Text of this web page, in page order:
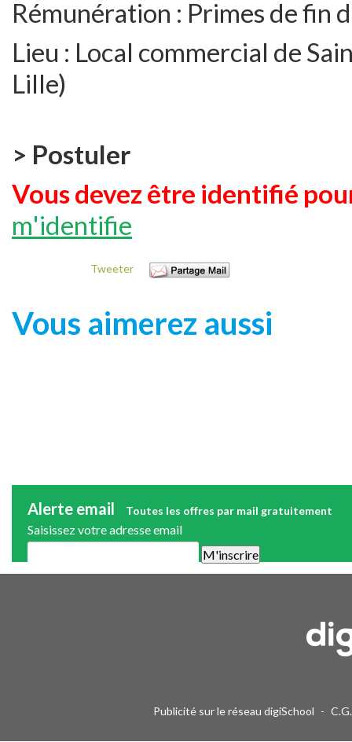
Rémunération : Primes de fin
Lieu : Local commercial de
Lille)
> Postuler
Vous devez être identifié
m'identifie
Tweeter
Vous aimerez aussi
Alerte email Toutes les offres par mail gratuitement
Saisissez votre adresse email
Publicité sur le réseau digiSchool -